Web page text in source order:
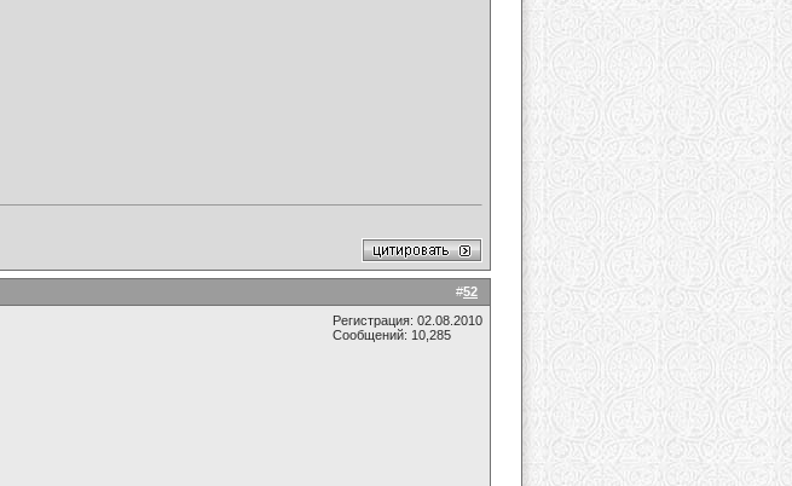
#52
Регистрация: 02.08.2010
Сообщений: 10,285